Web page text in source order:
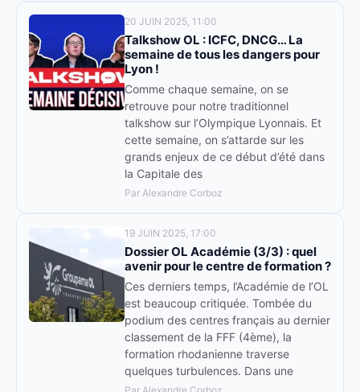
20 JUIN 2025, 11:00
Talkshow OL : ICFC, DNCG… La
semaine de tous les dangers pour
Lyon !
Comme chaque semaine, on se
retrouve pour notre traditionnel
talkshow sur l’Olympique Lyonnais. Et
cette semaine, on s’attarde sur les
grands enjeux de ce début d’été dans
la Capitale des
Par Alexandre Corboz
19 JUIN 2025, 17:00
Dossier OL Académie (3/3) : quel
avenir pour le centre de formation ?
Ces derniers temps, l’Académie de l’OL
est beaucoup critiquée. Tombée du
podium des centres français au dernier
classement de la FFF (4ème), la
formation rhodanienne traverse
quelques turbulences. Dans une